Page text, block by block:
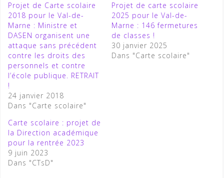
Projet de Carte scolaire
2018 pour le Val-de-
Marne : Ministre et
DASEN organisent une
attaque sans précédent
contre les droits des
personnels et contre
l’école publique. RETRAIT
!
24 janvier 2018
Dans "Carte scolaire"
Projet de carte scolaire
2025 pour le Val-de-
Marne : 146 fermetures
de classes !
30 janvier 2025
Dans "Carte scolaire"
Carte scolaire : projet de
la Direction académique
pour la rentrée 2023
9 juin 2023
Dans "CTsD"